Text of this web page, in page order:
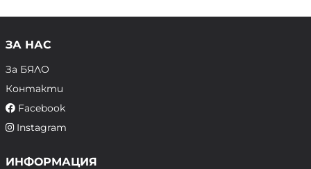
ЗА НАС
За БЯЛО
Контакти
Facebook
Instagram
ИНФОРМАЦИЯ